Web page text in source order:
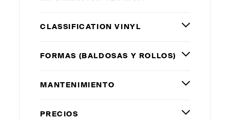
CLASSIFICATION VINYL
FORMAS (BALDOSAS Y ROLLOS)
MANTENIMIENTO
PRECIOS